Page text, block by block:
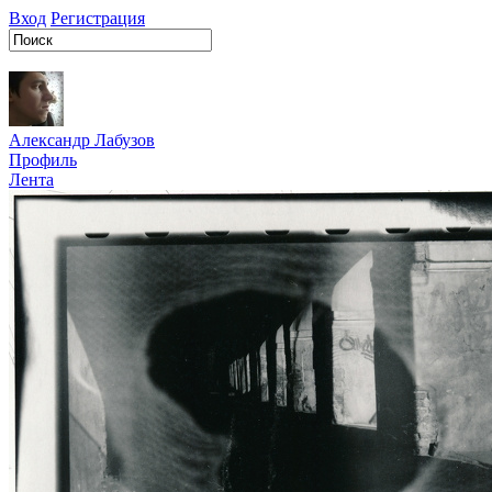
Вход Регистрация
Александр Лабузов
Профиль
Лента